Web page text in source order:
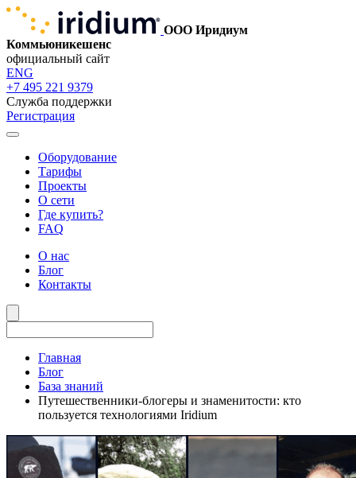
ООО Иридиум
Коммьюникешенс
официальный сайт
ENG
+7 495 221 9379
Служба поддержки
Регистрация
Оборудование
Тарифы
Проекты
О сети
Где купить?
FAQ
О нас
Блог
Контакты
Главная
Блог
База знаний
Путешественники-блогеры и знаменитости: кто
пользуется технологиями Iridium